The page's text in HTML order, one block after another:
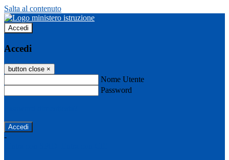
Salta al contenuto
Accedi
Accedi
button close ×
Nome Utente
Password
-